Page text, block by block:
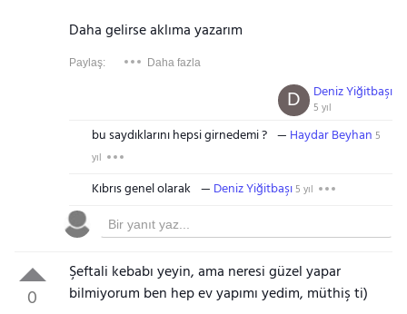
Daha gelirse aklıma yazarım
Paylaş: Daha fazla
Deniz Yiğitbaşı
5 yıl
D
bu saydıklarını hepsi girnedemi ? Haydar Beyhan 5
yıl
Kıbrıs genel olarak Deniz Yiğitbaşı5 yıl
0
Şeftali kebabı yeyin, ama neresi güzel yapar
bilmiyorum ben hep ev yapımı yedim, müthiş ti)